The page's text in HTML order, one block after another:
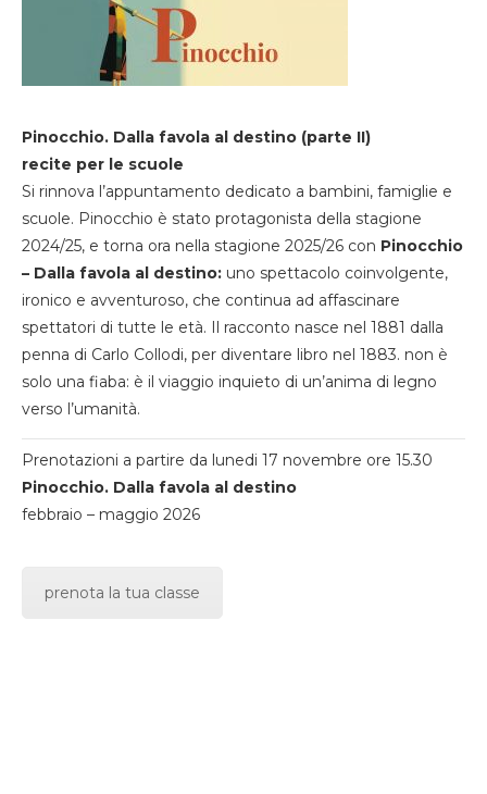
Pinocchio. Dalla favola al destino (parte II)
recite per le scuole
Si rinnova l’appuntamento dedicato a bambini, famiglie e
scuole. Pinocchio è stato protagonista della stagione
2024/25, e torna ora nella stagione 2025/26 con Pinocchio
– Dalla favola al destino: uno spettacolo coinvolgente,
ironico e avventuroso, che continua ad affascinare
spettatori di tutte le età. Il racconto nasce nel 1881 dalla
penna di Carlo Collodi, per diventare libro nel 1883. non è
solo una fiaba: è il viaggio inquieto di un’anima di legno
verso l’umanità.
Prenotazioni a partire da lunedi 17 novembre ore 15.30
Pinocchio. Dalla favola al destino
febbraio – maggio 2026
prenota la tua classe